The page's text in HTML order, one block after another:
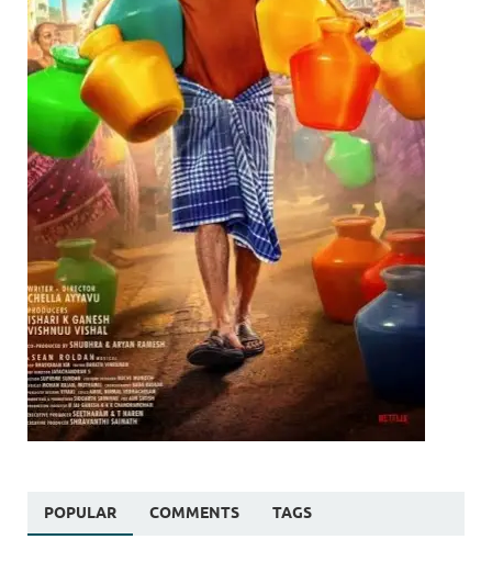
POPULAR COMMENTS TAGS